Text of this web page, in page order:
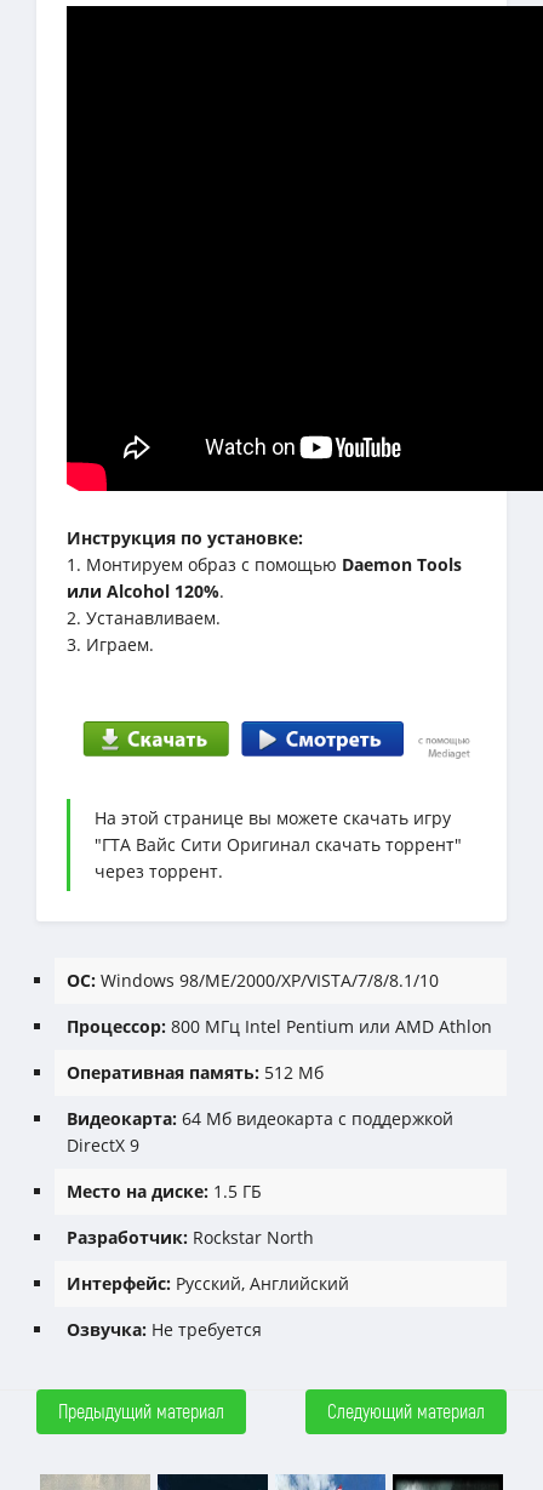
Инструкция по установке:
1. Монтируем образ с помощью Daemon Tools
или Alcohol 120%.
2. Устанавливаем.
3. Играем.
На этой странице вы можете скачать игру
"ГТА Вайс Сити Оригинал скачать торрент"
через торрент.
ОС: Windows 98/ME/2000/XP/VISTA/7/8/8.1/10
Процессор: 800 МГц Intel Pentium или AMD Athlon
Оперативная память: 512 Мб
Видеокарта: 64 Мб видеокарта с поддержкой
DirectX 9
Место на диске: 1.5 ГБ
Разработчик: Rockstar North
Интерфейс: Русский, Английский
Озвучка: Не требуется
Предыдущий материал Следующий материал